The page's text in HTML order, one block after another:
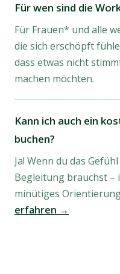
Für wen sind die
Für Frauen* und alle
die sich erschöpft
dass etwas nicht
machen möchten.
Kann ich auch ein
buchen?
Ja! Wenn du das
Begleitung brauchst –
minütiges
erfahren →